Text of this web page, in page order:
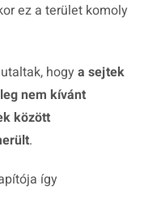
ez a terület komoly
hogy a sejtek
nem kívánt
között
.
így